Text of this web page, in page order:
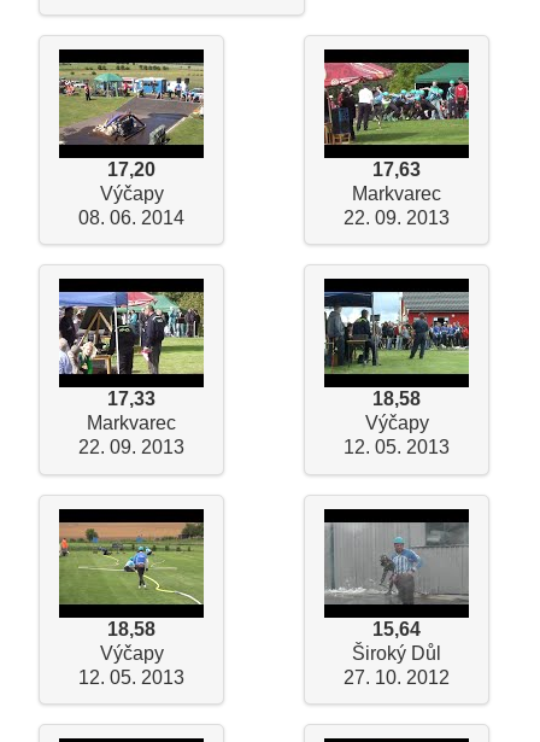
17,20
Výčapy
08. 06. 2014
17,63
Markvarec
22. 09. 2013
17,33
Markvarec
22. 09. 2013
18,58
Výčapy
12. 05. 2013
18,58
Výčapy
12. 05. 2013
15,64
Široký Důl
27. 10. 2012